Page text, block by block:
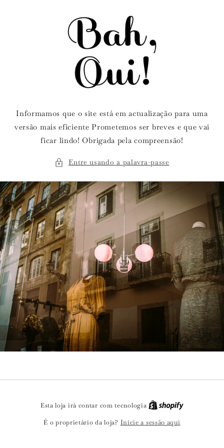
Informamos que o site está em actualização para uma
versão mais eficiente Prometemos ser breves e que vai
ficar lindo! Obrigada pela compreensão!
Entre usando a palavra-passe
Esta loja irá contar com tecnologia
É o proprietário da loja? Inicie a sessão aqui